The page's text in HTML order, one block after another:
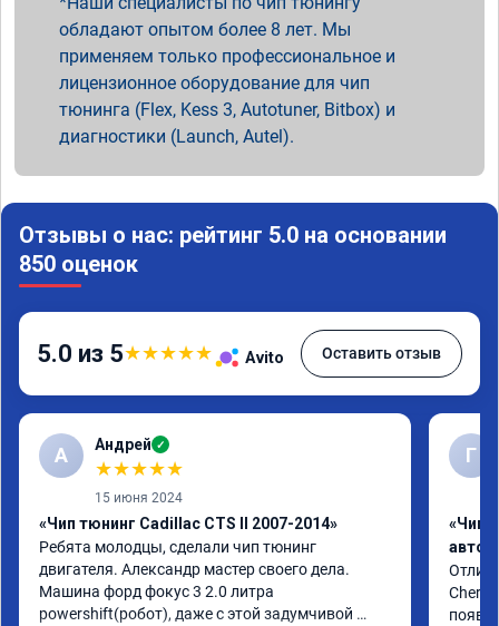
обладают опытом более 8 лет. Мы
применяем только профессиональное и
лицензионное оборудование для чип
тюнинга (Flex, Kess 3, Autotuner, Bitbox) и
диагностики (Launch, Autel).
Отзывы о нас: рейтинг 5.0 на основании
850 оценок
5.0 из 5★★★★★ Avito Оставить отзыв
А Андрей ✓
★★★★★
15 июня 2024
«Чип тюнинг Cadillac CTS II 2007-2014»
Ребята молодцы, сделали чип тюнинг
двигателя. Александр мастер своего дела.
Машина форд фокус 3 2.0 литра
powershift(робот), даже с этой задумчивой
Г
«Чип
Chery